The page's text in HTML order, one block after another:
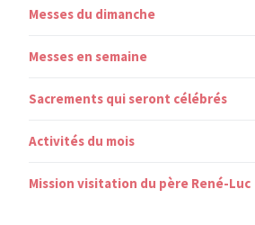
Messes du dimanche
Messes en semaine
Sacrements qui seront célébrés
Activités du mois
Mission visitation du père René-Luc